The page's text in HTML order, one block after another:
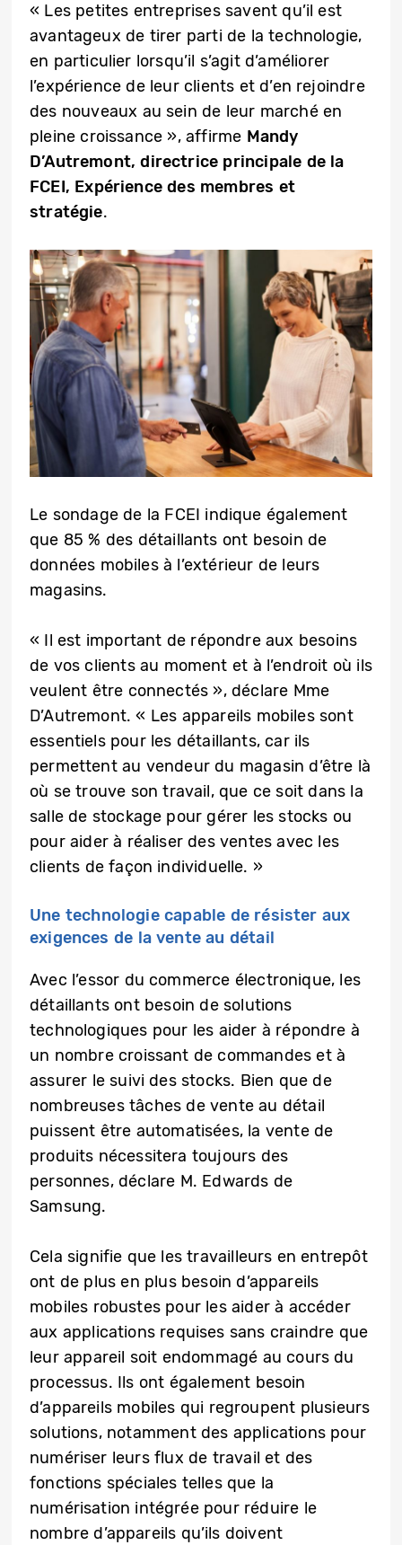
« Les petites entreprises savent qu’il est
avantageux de tirer parti de la technologie,
en particulier lorsqu’il s’agit d’améliorer
l’expérience de leur clients et d’en rejoindre
des nouveaux au sein de leur marché en
pleine croissance », affirme Mandy
D’Autremont, directrice principale de la
FCEI, Expérience des membres et
stratégie.
Le sondage de la FCEI indique également
que 85 % des détaillants ont besoin de
données mobiles à l’extérieur de leurs
magasins.
« Il est important de répondre aux besoins
de vos clients au moment et à l’endroit où ils
veulent être connectés », déclare Mme
D’Autremont. « Les appareils mobiles sont
essentiels pour les détaillants, car ils
permettent au vendeur du magasin d’être là
où se trouve son travail, que ce soit dans la
salle de stockage pour gérer les stocks ou
pour aider à réaliser des ventes avec les
clients de façon individuelle. »
Une technologie capable de résister aux
exigences de la vente au détail
Avec l’essor du commerce électronique, les
détaillants ont besoin de solutions
technologiques pour les aider à répondre à
un nombre croissant de commandes et à
assurer le suivi des stocks. Bien que de
nombreuses tâches de vente au détail
puissent être automatisées, la vente de
produits nécessitera toujours des
personnes, déclare M. Edwards de
Samsung.
Cela signifie que les travailleurs en entrepôt
ont de plus en plus besoin d’appareils
mobiles robustes pour les aider à accéder
aux applications requises sans craindre que
leur appareil soit endommagé au cours du
processus. Ils ont également besoin
d’appareils mobiles qui regroupent plusieurs
solutions, notamment des applications pour
numériser leurs flux de travail et des
fonctions spéciales telles que la
numérisation intégrée pour réduire le
nombre d’appareils qu’ils doivent